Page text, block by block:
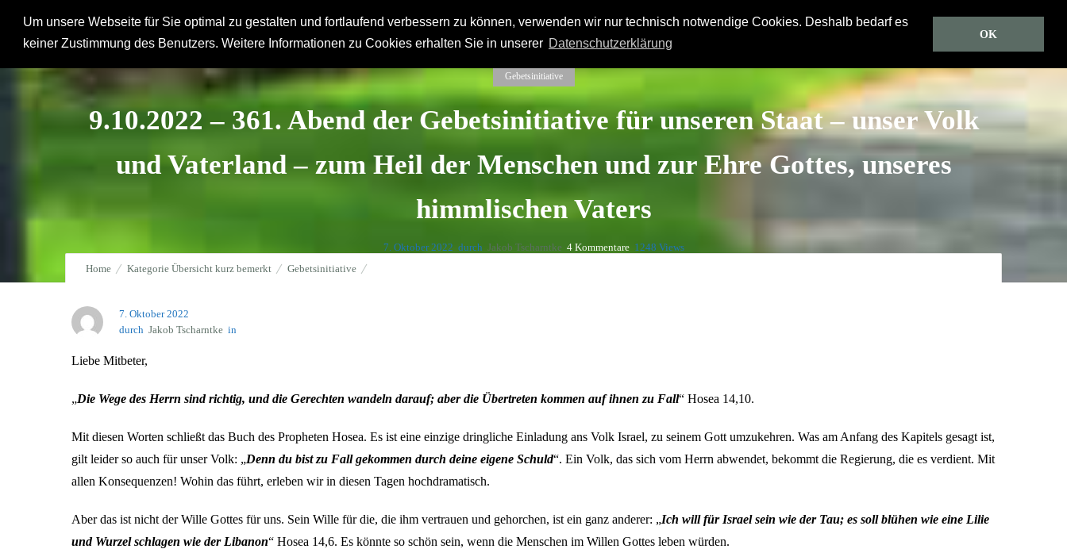
Um unsere Webseite für Sie optimal zu gestalten und fortlaufend verbessern zu können, verwenden wir nur technisch notwendige Cookies. Deshalb bedarf es
keiner Zustimmung des Benutzers. Weitere Informationen zu Cookies erhalten Sie in unserer Datenschutzerklärung
OK
Hausgemeinden Orientierungen Netzwerk Kurz bemerkt Predigten CD/DVD Gästebuch
Gebetsinitiative
9.10.2022 – 361. Abend der Gebetsinitiative für unseren Staat – unser Volk
und Vaterland – zum Heil der Menschen und zur Ehre Gottes, unseres
himmlischen Vaters
7. Oktober 2022 durch Jakob Tscharntke 4Kommentare 1248 Views
Home
Kategorie Übersicht kurz bemerkt Gebetsinitiative
7. Oktober 2022
durch Jakob Tscharntke in
Liebe Mitbeter,
„Die Wege des Herrn sind richtig, und die Gerechten wandeln darauf; aber die Übertreten kommen auf ihnen zu Fall“ Hosea 14,10.
Mit diesen Worten schließt das Buch des Propheten Hosea. Es ist eine einzige dringliche Einladung ans Volk Israel, zu seinem Gott umzukehren. Was am Anfang des Kapitels gesagt ist,
gilt leider so auch für unser Volk: „Denn du bist zu Fall gekommen durch deine eigene Schuld“. Ein Volk, das sich vom Herrn abwendet, bekommt die Regierung, die es verdient. Mit
allen Konsequenzen! Wohin das führt, erleben wir in diesen Tagen hochdramatisch.
Aber das ist nicht der Wille Gottes für uns. Sein Wille für die, die ihm vertrauen und gehorchen, ist ein ganz anderer: „Ich will für Israel sein wie der Tau; es soll blühen wie eine Lilie
und Wurzel schlagen wie der Libanon“ Hosea 14,6. Es könnte so schön sein, wenn die Menschen im Willen Gottes leben würden.